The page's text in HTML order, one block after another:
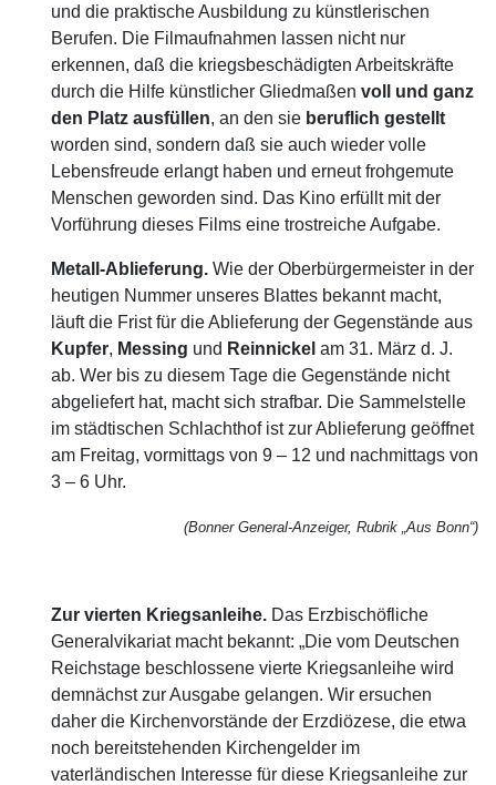
und die praktische Ausbildung zu künstlerischen
Berufen. Die Filmaufnahmen lassen nicht nur
erkennen, daß die kriegsbeschädigten Arbeitskräfte
durch die Hilfe künstlicher Gliedmaßen voll und ganz
den Platz ausfüllen, an den sie beruflich gestellt
worden sind, sondern daß sie auch wieder volle
Lebensfreude erlangt haben und erneut frohgemute
Menschen geworden sind. Das Kino erfüllt mit der
Vorführung dieses Films eine trostreiche Aufgabe.
Metall-Ablieferung. Wie der Oberbürgermeister in der
heutigen Nummer unseres Blattes bekannt macht,
läuft die Frist für die Ablieferung der Gegenstände aus
Kupfer, Messing und Reinnickel am 31. März d. J.
ab. Wer bis zu diesem Tage die Gegenstände nicht
abgeliefert hat, macht sich strafbar. Die Sammelstelle
im städtischen Schlachthof ist zur Ablieferung geöffnet
am Freitag, vormittags von 9 – 12 und nachmittags von
3 – 6 Uhr.
(Bonner General-Anzeiger, Rubrik „Aus Bonn“)
Zur vierten Kriegsanleihe. Das Erzbischöfliche
Generalvikariat macht bekannt: „Die vom Deutschen
Reichstage beschlossene vierte Kriegsanleihe wird
demnächst zur Ausgabe gelangen. Wir ersuchen
daher die Kirchenvorstände der Erzdiözese, die etwa
noch bereitstehenden Kirchengelder im
vaterländischen Interesse für diese Kriegsanleihe zur